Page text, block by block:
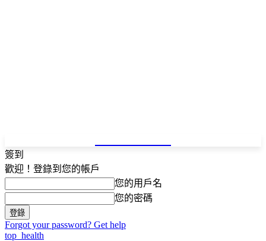
簽到
歡迎！登錄到您的帳戶
您的用戶名
您的密碼
Forgot your password? Get help
top_health